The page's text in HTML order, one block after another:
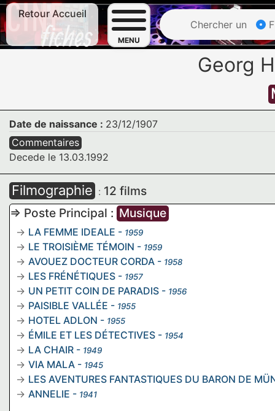
Retour Accueil
MENU
Chercher un
Georg
Date de naissance : 23/12/1907
Commentaires
Decede le 13.03.1992
Filmographie : 12 films
=> Poste Principal : Musique
LA FEMME IDEALE - 1959
LE TROISIÈME TÉMOIN - 1959
AVOUEZ DOCTEUR CORDA - 1958
LES FRÉNÉTIQUES - 1957
UN PETIT COIN DE PARADIS - 1956
PAISIBLE VALLÉE - 1955
HOTEL ADLON - 1955
ÉMILE ET LES DÉTECTIVES - 1954
LA CHAIR - 1949
VIA MALA - 1945
LES AVENTURES FANTASTIQUES DU BARON DE
ANNELIE - 1941